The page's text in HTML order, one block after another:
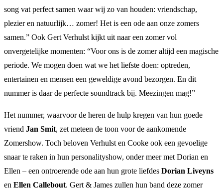
song vat perfect samen waar wij zo van houden: vriendschap,
plezier en natuurlijk… zomer! Het is een ode aan onze zomers
samen.” Ook Gert Verhulst kijkt uit naar een zomer vol
onvergetelijke momenten: “Voor ons is de zomer altijd een magische
periode. We mogen doen wat we het liefste doen: optreden,
entertainen en mensen een geweldige avond bezorgen. En dit
nummer is daar de perfecte soundtrack bij. Meezingen mag!”
Het nummer, waarvoor de heren de hulp kregen van hun goede
vriend Jan Smit, zet meteen de toon voor de aankomende
Zomershow. Toch beloven Verhulst en Cooke ook een gevoelige
snaar te raken in hun personalityshow, onder meer met Dorian en
Ellen – een ontroerende ode aan hun grote liefdes Dorian Liveyns
en Ellen Callebout. Gert & James zullen hun band deze zomer